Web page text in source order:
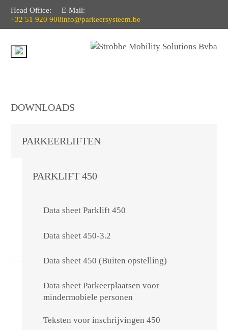
Head Office:
+32 51 920 908
E-Mail:
info@parkeersysteem.be
DOWNLOADS
PARKEERLIFTEN
PARKLIFT 450
Data sheet Parklift 450
Data sheet 450-3.2
Data sheet 450 (Buiten opstelling)
Data sheet Parkeerplaatsen voor
mindermobiele personen
Teksten voor inschrijvingen 450